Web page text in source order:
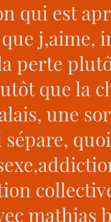
qui est
j,aime,
perte
que la
une
mathias